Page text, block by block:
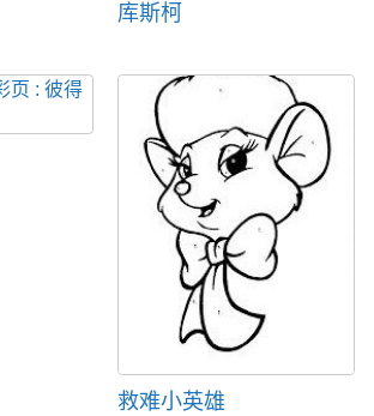
库斯柯
救难小英雄